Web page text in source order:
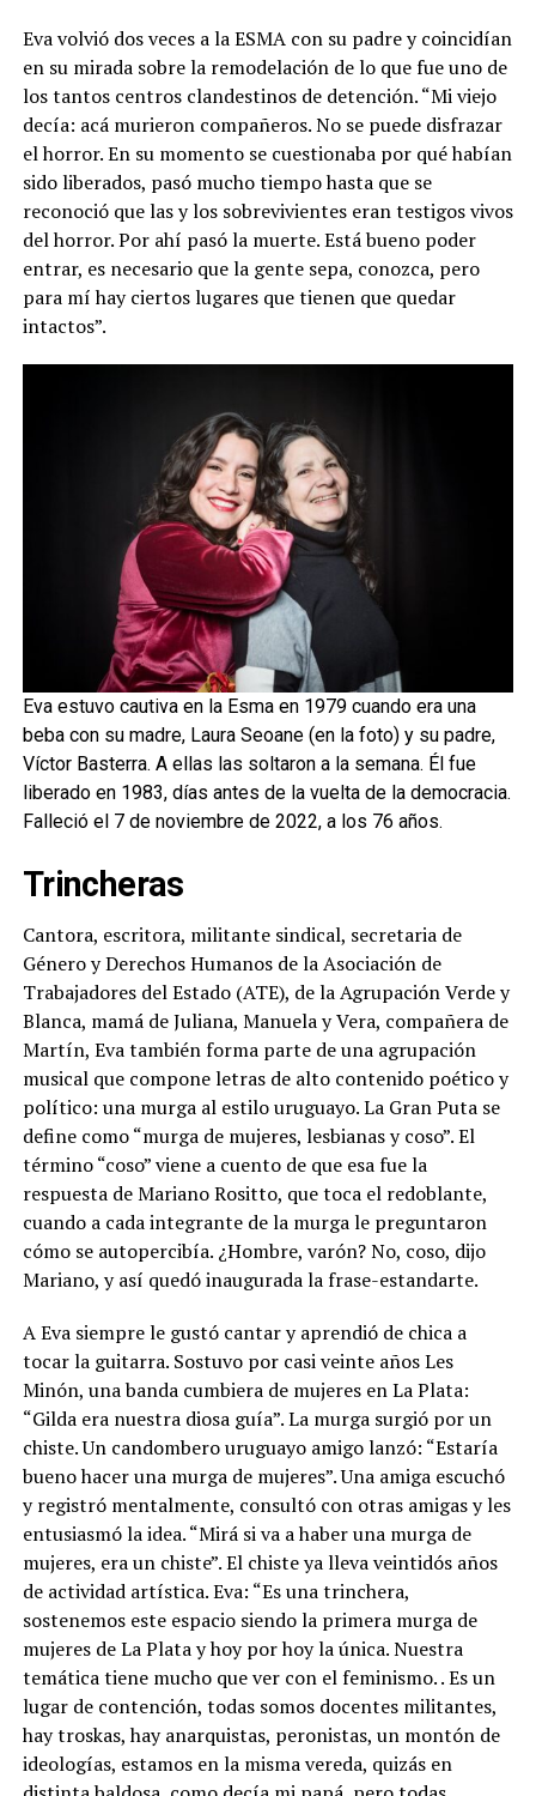
Eva volvió dos veces a la ESMA con su padre y coincidían
en su mirada sobre la remodelación de lo que fue uno de
los tantos centros clandestinos de detención. “Mi viejo
decía: acá murieron compañeros. No se puede disfrazar
el horror. En su momento se cuestionaba por qué habían
sido liberados, pasó mucho tiempo hasta que se
reconoció que las y los sobrevivientes eran testigos vivos
del horror. Por ahí pasó la muerte. Está bueno poder
entrar, es necesario que la gente sepa, conozca, pero
para mí hay ciertos lugares que tienen que quedar
intactos”.
Eva estuvo cautiva en la Esma en 1979 cuando era una
beba con su madre, Laura Seoane (en la foto) y su padre,
Víctor Basterra. A ellas las soltaron a la semana. Él fue
liberado en 1983, días antes de la vuelta de la democracia.
Falleció el 7 de noviembre de 2022, a los 76 años.
Trincheras
Cantora, escritora, militante sindical, secretaria de
Género y Derechos Humanos de la Asociación de
Trabajadores del Estado (ATE), de la Agrupación Verde y
Blanca, mamá de Juliana, Manuela y Vera, compañera de
Martín, Eva también forma parte de una agrupación
musical que compone letras de alto contenido poético y
político: una murga al estilo uruguayo. La Gran Puta se
define como “murga de mujeres, lesbianas y coso”. El
término “coso” viene a cuento de que esa fue la
respuesta de Mariano Rositto, que toca el redoblante,
cuando a cada integrante de la murga le preguntaron
cómo se autopercibía. ¿Hombre, varón? No, coso, dijo
Mariano, y así quedó inaugurada la frase-estandarte.
A Eva siempre le gustó cantar y aprendió de chica a
tocar la guitarra. Sostuvo por casi veinte años Les
Minón, una banda cumbiera de mujeres en La Plata:
“Gilda era nuestra diosa guía”. La murga surgió por un
chiste. Un candombero uruguayo amigo lanzó: “Estaría
bueno hacer una murga de mujeres”. Una amiga escuchó
y registró mentalmente, consultó con otras amigas y les
entusiasmó la idea. “Mirá si va a haber una murga de
mujeres, era un chiste”. El chiste ya lleva veintidós años
de actividad artística. Eva: “Es una trinchera,
sostenemos este espacio siendo la primera murga de
mujeres de La Plata y hoy por hoy la única. Nuestra
temática tiene mucho que ver con el feminismo. . Es un
lugar de contención, todas somos docentes militantes,
hay troskas, hay anarquistas, peronistas, un montón de
ideologías, estamos en la misma vereda, quizás en